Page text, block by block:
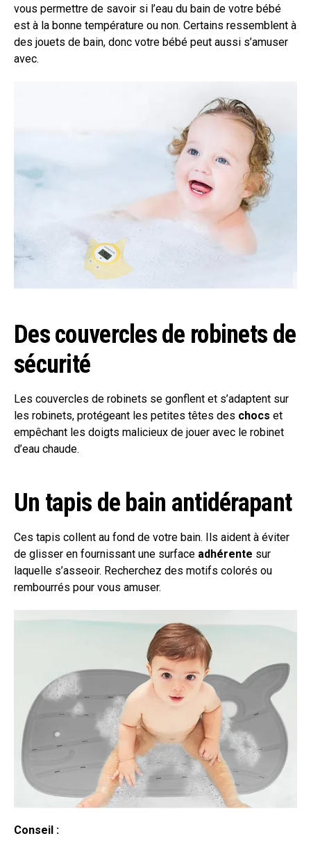
vous permettre de savoir si l’eau du bain de votre bébé
est à la bonne température ou non. Certains ressemblent à
des jouets de bain, donc votre bébé peut aussi s’amuser
avec.
Des couvercles de robinets de
sécurité
Les couvercles de robinets se gonflent et s’adaptent sur
les robinets, protégeant les petites têtes des chocs et
empêchant les doigts malicieux de jouer avec le robinet
d’eau chaude.
Un tapis de bain antidérapant
Ces tapis collent au fond de votre bain. Ils aident à éviter
de glisser en fournissant une surface adhérente sur
laquelle s’asseoir. Recherchez des motifs colorés ou
rembourrés pour vous amuser.
Conseil :